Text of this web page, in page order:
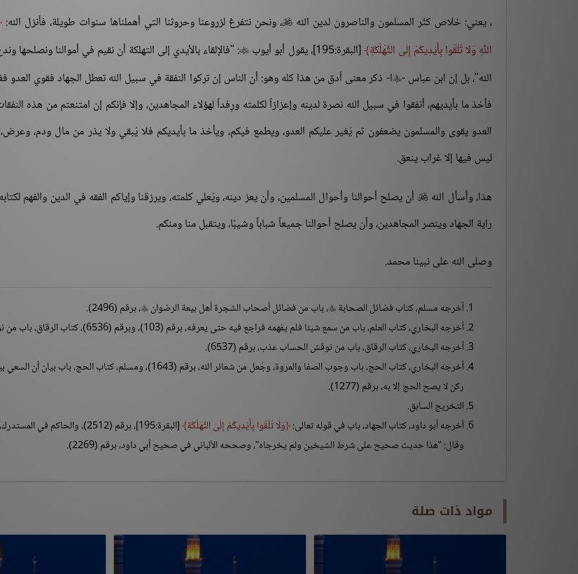
، يعني: خلاص كثُر المسلمون والناصرون لدين الله، ونحن نتفرغ لزروعنا وحروثنا التي أهملناها سنوات طويلة، فأنزل الله:
اللَّهِ وَلا تُلْقُوا بِأَيْدِيكُمْ إِلَى التَّهْلُكَةِ [البقرة:195]، يقول أبو أيوب : "فالإلقاء بالأيدي إلى التهلكة أن نقيم في أموالنا ونصلحها
الله"، بل إن ابن عباس -ا- ذكر معنى أدق من هذا كله وهو: أن الناس إن تركوا النفقة في سبيل الله تعطل الجهاد فقوي العدو
فأخذ ما بأيديهم، أنفِقوا في سبيل الله نصرة لدينه وإعزازاً لكلمته ورِفداً لهؤلاء المجاهدين، وإلا فإنكم إن امتنعتم من هذه
العدو يقوى والمسلمون يضعفون ثم يُغير عليكم العدو، ويطمع فيكم، ويأخذ ما بأيديكم فلا يُبقي ولا يذر من مال ودم، وعرض،
ليس فيها إلا غراب ينعق.
هذا، وأسأل الله أن يصلح أحوالنا وأحوال المسلمين، وأن يعز دينه، ويُعلي كلمته، ويرزقنا وإياكم الفقه في الدين والفهم
راية الجهاد وينصر المجاهدين، وأن يصلح أحوالنا جميعاً شباباً وشيبًا، ويتقبل منا ومنكم.
وصلى الله على نبينا محمد.
أخرجه مسلم، كتاب فضائل الصحابة ، باب من فضائل أصحاب الشجرة أهل بيعة الرضوان ، برقم (2496).
أخرجه البخاري، كتاب العلم، باب من سمع شيئا فلم يفهمه فراجع فيه حتى يعرفه، برقم (103)، وبرقم (6536)، كتاب الرقاق، باب من نوقش الحساب عذب.
أخرجه البخاري، كتاب الرقاق، باب من نوقش الحساب عذب، برقم (6537).
أخرجه البخاري، كتاب الحج، باب وجوب الصفا والمروة، وجُعل من شعائر الله، برقم (1643)، ومسلم، كتاب
ركن لا يصح الحج إلا به، برقم (1277).
التخريج السابق.
أخرجه أبو داود، كتاب الجهاد، باب في قوله تعالى: وَلَا تُلْقُوا بِأَيْدِيكُمْ إِلَى التَّهْلُكَةِ
وقال: "هذا حديث صحيح على شرط الشيخين ولم يخرجاه"، وصححه الألباني في صحيح أبي داود، برقم (2269).
مواد ذات صلة